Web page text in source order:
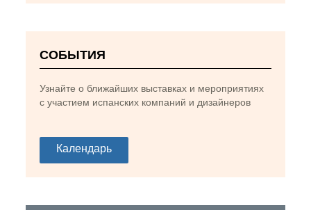
1-Hotel Novotel Zurich City West, проект Stone
СОБЫТИЯ
Узнайте о ближайших выставках и мероприятиях
с участием испанских компаний и дизайнеров
Календарь